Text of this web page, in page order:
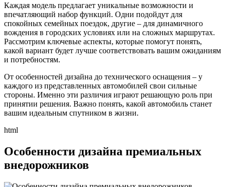
Каждая модель предлагает уникальные возможности и
впечатляющий набор функций. Одни подойдут для
спокойных семейных поездок, другие – для динамичного
вождения в городских условиях или на сложных маршрутах.
Рассмотрим ключевые аспекты, которые помогут понять,
какой вариант будет лучше соответствовать вашим ожиданиям
и потребностям.
От особенностей дизайна до технического оснащения – у
каждого из представленных автомобилей свои сильные
стороны. Именно эти различия играют решающую роль при
принятии решения. Важно понять, какой автомобиль станет
вашим идеальным спутником в жизни.
html
Особенности дизайна премиальных
внедорожников